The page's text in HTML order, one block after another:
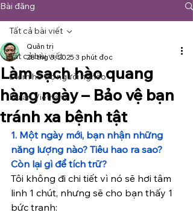
Bài đăng
Tất cả bài viết
Điểm hỗ trợ người nghèo
Du an Vietnam
Tất cả bài viết
Làm sạch hào quang
hàng ngày – Bảo vệ bạn
tránh xa bệnh tật
Quản trị
28 thg 3, 2025 3 phút đọc
1. Một ngày mới, bạn nhận những
năng lượng nào? Tiêu hao ra sao?
Còn lại gì để tích trữ?
Tôi không đi chi tiết vì nó sẽ hơi tâm
linh 1 chút, nhưng sẽ cho bạn thấy 1
bức tranh: